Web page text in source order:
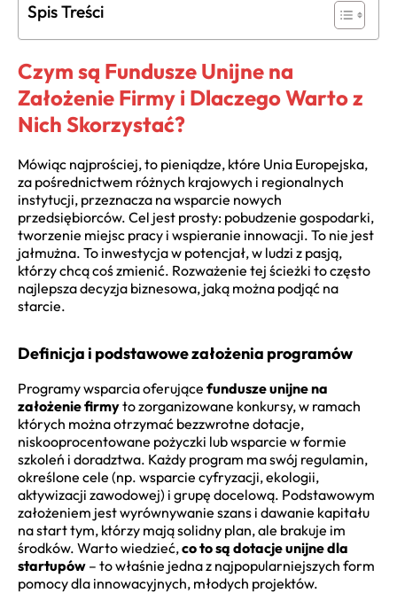
Spis Treści
Czym są Fundusze Unijne na
Założenie Firmy i Dlaczego Warto z
Nich Skorzystać?
Mówiąc najprościej, to pieniądze, które Unia Europejska,
za pośrednictwem różnych krajowych i regionalnych
instytucji, przeznacza na wsparcie nowych
przedsiębiorców. Cel jest prosty: pobudzenie gospodarki,
tworzenie miejsc pracy i wspieranie innowacji. To nie jest
jałmużna. To inwestycja w potencjał, w ludzi z pasją,
którzy chcą coś zmienić. Rozważenie tej ścieżki to często
najlepsza decyzja biznesowa, jaką można podjąć na
starcie.
Definicja i podstawowe założenia programów
Programy wsparcia oferujące fundusze unijne na
założenie firmyto zorganizowane konkursy, w ramach
których można otrzymać bezzwrotne dotacje,
niskooprocentowane pożyczki lub wsparcie w formie
szkoleń i doradztwa. Każdy program ma swój regulamin,
określone cele (np. wsparcie cyfryzacji, ekologii,
aktywizacji zawodowej) i grupę docelową. Podstawowym
założeniem jest wyrównywanie szans i dawanie kapitału
na start tym, którzy mają solidny plan, ale brakuje im
środków. Warto wiedzieć,co to są dotacje unijne dla
startupów – to właśnie jedna z najpopularniejszych form
pomocy dla innowacyjnych, młodych projektów.